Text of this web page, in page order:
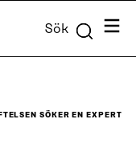
Sök Meny
SÖKER EN EXPERT